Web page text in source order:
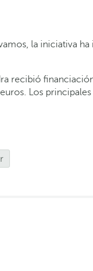
la iniciativa
recibió
Los